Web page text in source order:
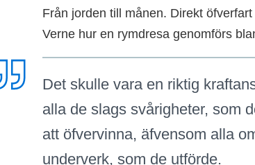
Från jorden till månen. Direkt
Verne hur en rymdresa genomförs
Det skulle vara en riktig
alla de slags svårigheter, som
att öfvervinna, äfvensom alla
underverk, som de utförde.